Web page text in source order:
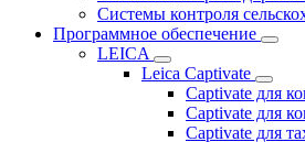
Системы контроля
Программное обеспечение
LEICA
Leica Captivate
Captivate для
Captivate для
Captivate для